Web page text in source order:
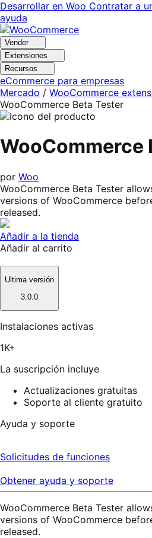
Ir
a
navegación
Saltar
al
contenido
Desarrollar en Woo Contratar a
ayuda
Vender
Extensiones
Recursos
eCommerce para empresas
Mercado / WooCommerce
WooCommerce Beta Tester
WooCommerce
por Woo
WooCommerce Beta Tester
versions of WooCommerce
released.
Añadir a la tienda
Añadir al carrito
Ultima versión
3.0.0
Instalaciones activas
1K+
La suscripción incluye
Actualizaciones gratuitas
Soporte al cliente gratuito
Ayuda y soporte
Solicitudes de funciones
Obtener ayuda y soporte
WooCommerce Beta Tester
versions of WooCommerce
released.